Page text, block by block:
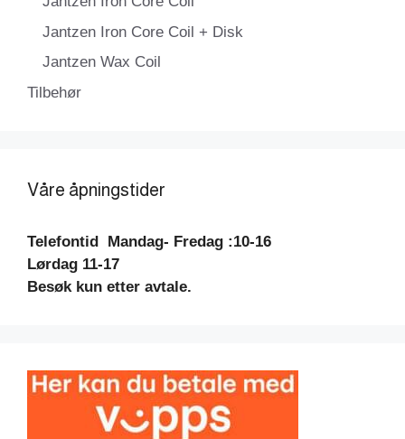
Jantzen Iron Core Coil + Disk
Jantzen Wax Coil
Tilbehør
Våre åpningstider
Telefontid Mandag- Fredag :10-16
Lørdag 11-17
Besøk kun etter avtale.